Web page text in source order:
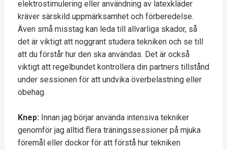
elektrostimulering eller användning av latexkläder
kräver särskild uppmärksamhet och förberedelse.
Även små misstag kan leda till allvarliga skador, så
det är viktigt att noggrant studera tekniken och se till
att du förstår hur den ska användas. Det är också
viktigt att regelbundet kontrollera din partners tillstånd
under sessionen för att undvika överbelastning eller
obehag.
Knep:Innan jag börjar använda intensiva tekniker
genomför jag alltid flera träningssessioner på mjuka
föremål eller dockor för att förstå hur tekniken